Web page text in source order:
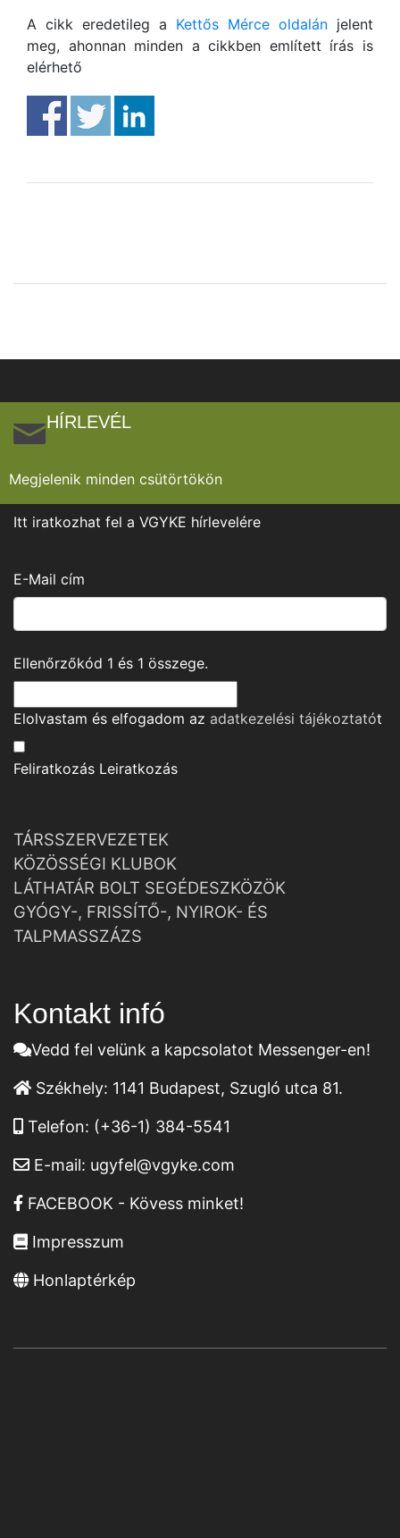
A cikk eredetileg a Kettős Mérce oldalán jelent
meg, ahonnan minden a cikkben említett írás is
elérhető
HÍRLEVÉL
Megjelenik minden csütörtökön
Itt iratkozhat fel a VGYKE hírlevelére
E-Mail cím
Ellenőrzőkód 1 és 1 összege.
Elolvastam és elfogadom az adatkezelési tájékoztatót
Feliratkozás Leiratkozás
TÁRSSZERVEZETEK
KÖZÖSSÉGI KLUBOK
LÁTHATÁR BOLT SEGÉDESZKÖZÖK
GYÓGY-, FRISSÍTŐ-, NYIROK- ÉS
TALPMASSZÁZS
Kontakt infó
Vedd fel velünk a kapcsolatot Messenger-en!
Székhely: 1141 Budapest, Szugló utca 81.
Telefon: (+36-1) 384-5541
E-mail: ugyfel@vgyke.com
FACEBOOK - Kövess minket!
Impresszum
Honlaptérkép